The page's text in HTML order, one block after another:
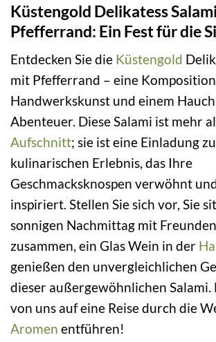
Küstengold Delikatess
Pfefferrand: Ein Fest für die
Entdecken Sie die Küstengold
mit Pfefferrand – eine
Handwerkskunst und einem
Abenteuer. Diese Salami ist mehr
Aufschnitt; sie ist eine Einladung
kulinarischen Erlebnis, das Ihre
Geschmacksknospen verwöhnt
inspiriert. Stellen Sie sich vor, Sie
sonnigen Nachmittag mit
zusammen, ein Glas Wein in der
genießen den unvergleichlichen
dieser außergewöhnlichen Salami.
von uns auf eine Reise durch die
Aromen entführen!